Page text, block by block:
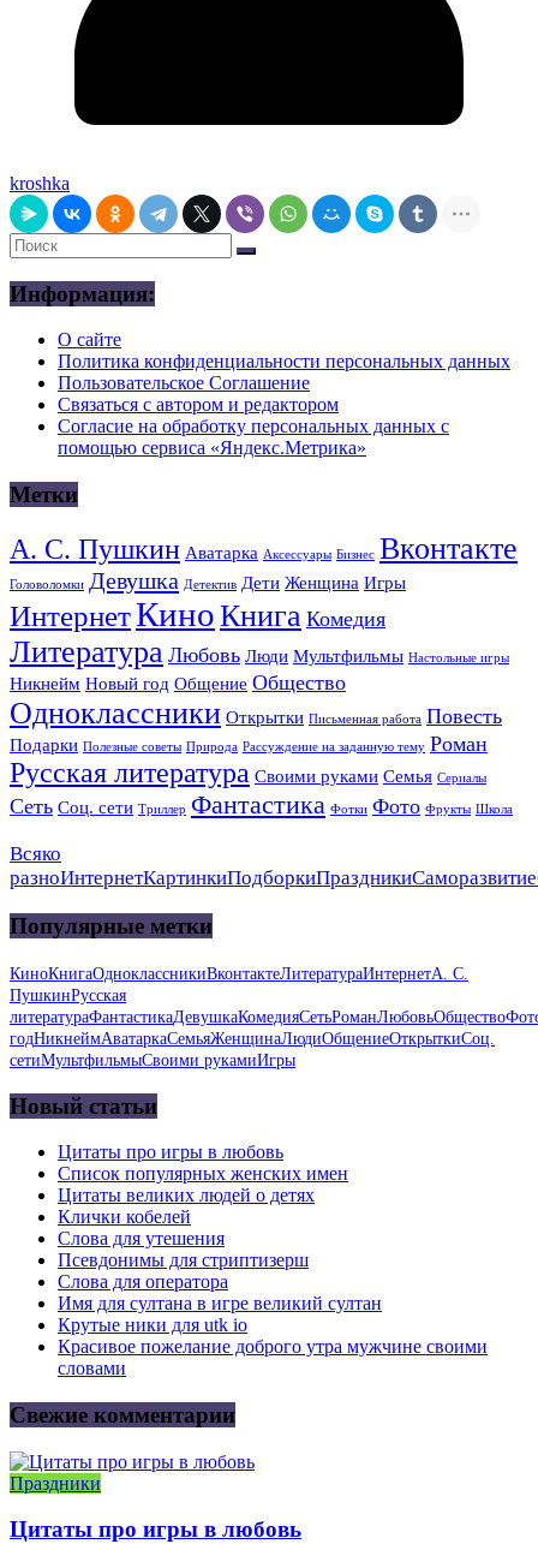
kroshka
Информация:
О сайте
Политика конфиденциальности персональных данных
Пользовательское Соглашение
Связаться с автором и редактором
Согласие на обработку персональных данных с
помощью сервиса «Яндекс.Метрика»
Метки
А. С. Пушкин Аватарка Аксессуары Бизнес Вконтакте
Головоломки Девушка Детектив Дети Женщина Игры
ИнтернетКиноКнига Комедия
Литература Любовь Люди Мультфильмы Настольные игры
Никнейм Новый год Общение Общество
Одноклассники Открытки Письменная работа Повесть
Подарки Полезные советы Природа Рассуждение на заданную тему Роман
Русская литература Своими руками Семья Сериалы
Сеть Соц. сети Триллер Фантастика Фотки Фото Фрукты Школа
Всяко
разноИнтернетКартинкиПодборкиПраздникиСаморазвитие
Популярные метки
КиноКнигаОдноклассникиВконтактеЛитератураИнтернетА. С.
ПушкинРусская
литератураФантастикаДевушкаКомедияСетьРоманЛюбовьОбщество
годНикнеймАватаркаСемьяЖенщинаЛюдиОбщениеОткрыткиСоц.
сетиМультфильмыСвоими рукамиИгры
Новый статьи
Цитаты про игры в любовь
Список популярных женских имен
Цитаты великих людей о детях
Клички кобелей
Слова для утешения
Псевдонимы для стриптизерш
Слова для оператора
Имя для султана в игре великий султан
Крутые ники для utk io
Красивое пожелание доброго утра мужчине своими
словами
Свежие комментарии
Праздники
Цитаты про игры в любовь